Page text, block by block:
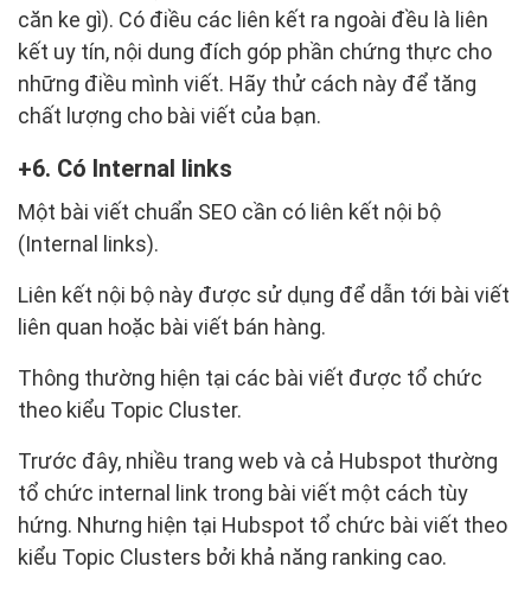
căn ke gì). Có điều các liên kết ra ngoài đều là liên
kết uy tín, nội dung đích góp phần chứng thực cho
những điều mình viết. Hãy thử cách này để tăng
chất lượng cho bài viết của bạn.
6. Có Internal links
Một bài viết chuẩn SEO cần có liên kết nội bộ
(Internal links).
Liên kết nội bộ này được sử dụng để dẫn tới bài viết
liên quan hoặc bài viết bán hàng.
Thông thường hiện tại các bài viết được tổ chức
theo kiểu Topic Cluster.
Trước đây, nhiều trang web và cả Hubspot thường
tổ chức internal link trong bài viết một cách tùy
hứng. Nhưng hiện tại Hubspot tổ chức bài viết theo
kiểu Topic Clusters bởi khả năng ranking cao.